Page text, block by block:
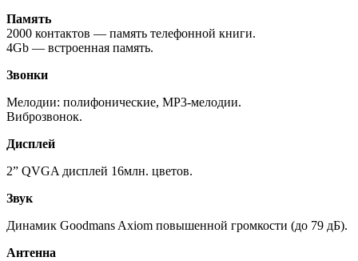
Память
2000 контактов — память телефонной книги.
4Gb — встроенная память.
Звонки
Мелодии: полифонические, MP3-мелодии.
Виброзвонок.
Дисплей
2” QVGA дисплей 16млн. цветов.
Звук
Динамик Goodmans Axiom повышенной громкости (до 79 дБ).
Антенна